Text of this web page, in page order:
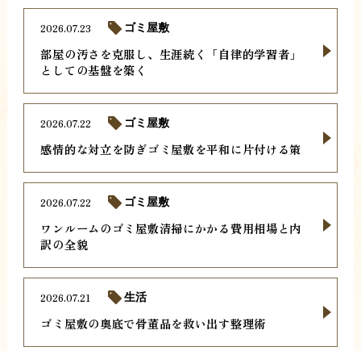
部屋の汚さを克服し、生涯続く「自律的学習者」
としての基盤を築く
2026.07.23 ゴミ屋敷
感情的な対立を防ぎゴミ屋敷を平和に片付ける策
2026.07.22 ゴミ屋敷
ワンルームのゴミ屋敷清掃にかかる費用相場と内
訳の全貌
2026.07.22 ゴミ屋敷
ゴミ屋敷の奥底で骨董品を救い出す整理術
2026.07.21 生活